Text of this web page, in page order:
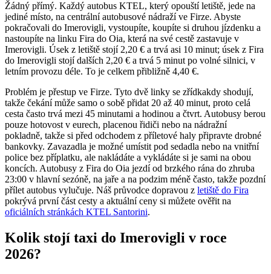
Žádný přímý. Každý autobus KTEL, který opouští letiště, jede na
jediné místo, na centrální autobusové nádraží ve Firze. Abyste
pokračovali do Imerovigli, vystoupíte, koupíte si druhou jízdenku a
nastoupíte na linku Fira do Oia, která na své cestě zastavuje v
Imerovigli. Úsek z letiště stojí 2,20 € a trvá asi 10 minut; úsek z Fira
do Imerovigli stojí dalších 2,20 € a trvá 5 minut po volné silnici, v
letním provozu déle. To je celkem přibližně 4,40 €.
Problém je přestup ve Firze. Tyto dvě linky se zřídkakdy shodují,
takže čekání může samo o sobě přidat 20 až 40 minut, proto celá
cesta často trvá mezi 45 minutami a hodinou a čtvrt. Autobusy berou
pouze hotovost v eurech, placenou řidiči nebo na nádražní
pokladně, takže si před odchodem z příletové haly připravte drobné
bankovky. Zavazadla je možné umístit pod sedadla nebo na vnitřní
police bez příplatku, ale nakládáte a vykládáte si je sami na obou
koncích. Autobusy z Fira do Oia jezdí od brzkého rána do zhruba
23:00 v hlavní sezóně, na jaře a na podzim méně často, takže pozdní
přílet autobus vylučuje. Náš průvodce dopravou z letiště do Fira
pokrývá první část cesty a aktuální ceny si můžete ověřit na
oficiálních stránkách KTEL Santorini.
Kolik stojí taxi do Imerovigli v roce
2026?